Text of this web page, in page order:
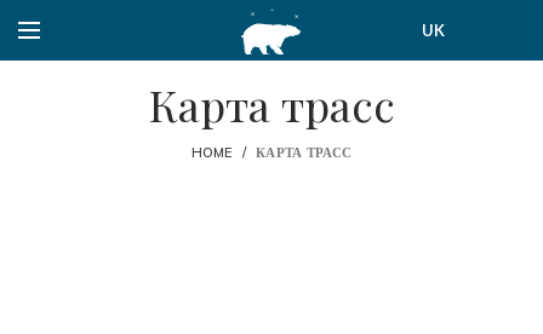
UK
Карта трасс
HOME КАРТА ТРАСС